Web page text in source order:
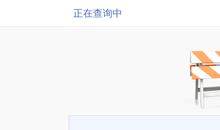
正在查询中